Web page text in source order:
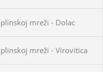
mreži - Dolac
mreži - Virovitica